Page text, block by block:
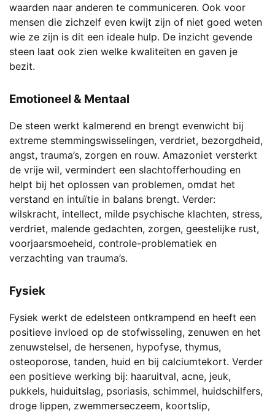
waarden naar anderen te communiceren. Ook voor
mensen die zichzelf even kwijt zijn of niet goed weten
wie ze zijn is dit een ideale hulp. De inzicht gevende
steen laat ook zien welke kwaliteiten en gaven je
bezit.
Emotioneel & Mentaal
De steen werkt kalmerend en brengt evenwicht bij
extreme stemmingswisselingen, verdriet, bezorgdheid,
angst, trauma’s, zorgen en rouw. Amazoniet versterkt
de vrije wil, vermindert een slachtofferhouding en
helpt bij het oplossen van problemen, omdat het
verstand en intuïtie in balans brengt. Verder:
wilskracht, intellect, milde psychische klachten, stress,
verdriet, malende gedachten, zorgen, geestelijke rust,
voorjaarsmoeheid, controle-problematiek en
verzachting van trauma’s.
Fysiek
Fysiek werkt de edelsteen ontkrampend en heeft een
positieve invloed op de stofwisseling, zenuwen en het
zenuwstelsel, de hersenen, hypofyse, thymus,
osteoporose, tanden, huid en bij calciumtekort. Verder
een positieve werking bij: haaruitval, acne, jeuk,
pukkels, huiduitslag, psoriasis, schimmel, huidschilfers,
droge lippen, zwemmerseczeem, koortslip,